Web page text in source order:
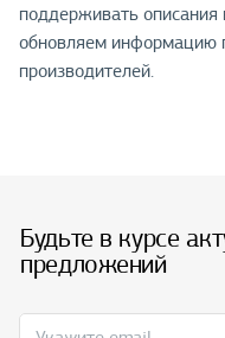
поддерживать описания
обновляем информацию
производителей.
Будьте в курсе
предложений